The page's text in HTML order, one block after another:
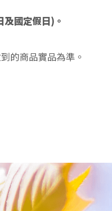
國定假日)。
的商品實品為準。